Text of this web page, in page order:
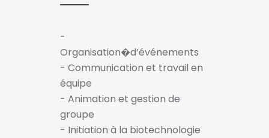
-
Organisation�d’événements
- Communication et travail en
équipe
- Animation et gestion de
groupe
- Initiation à la biotechnologie